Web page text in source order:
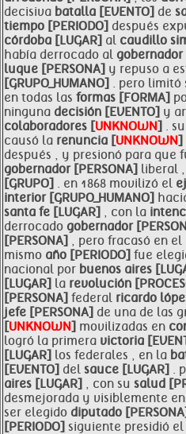
decisiva batalla [EVENTO] de
tiempo [PERIODO] después
córdoba [LUGAR] al caudillo
había derrocado al gobernador
luque [PERSONA] y repuso a
[GRUPO_HUMANO] . pero limitó
en todas las formas [FORMA]
ninguna decisión [EVENTO] y
colaboradores [UNKNOWN] . su
causó la renuncia [UNKNOWN]
después , y presionó para que
gobernador [PERSONA] liberal ,
[GRUPO] . en 1868 movilizó el
interior [GRUPO_HUMANO]
santa fe [LUGAR] , con la
derrocado gobernador
[PERSONA] , pero fracasó en el
mismo año [PERIODO] fue
nacional por buenos aires
[LUGAR] la revolución
[PERSONA] federal ricardo
jefe [PERSONA] de una de las
[UNKNOWN] movilizadas en
logró la primera victoria
[LUGAR] los federales , en la
[EVENTO] del sauce [LUGAR] .
aires [LUGAR] , con su salud
desmejorada y visiblemente
ser elegido diputado [PERSONA]
[PERIODO] siguiente presidió el